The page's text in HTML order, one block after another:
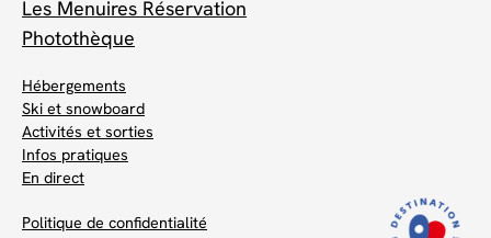
Les Menuires Réservation
Photothèque
Hébergements
Ski et snowboard
Activités et sorties
Infos pratiques
En direct
Politique de confidentialité